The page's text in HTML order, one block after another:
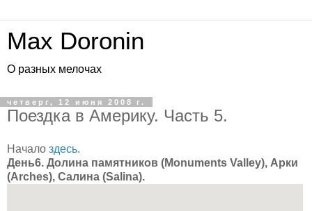
Max Doronin
О разных мелочах
четверг, 12 июня 2008 г.
Поездка в Америку. Часть 5.
Начало здесь.
День6. Долина памятников (Monuments Valley), Арки
(Arches), Салина (Salina).